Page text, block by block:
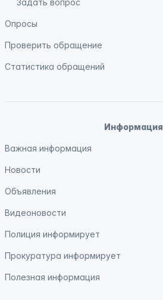
Задать вопрос
Опросы
Проверить обращение
Статистика обращений
Информация
Важная информация
Новости
Объявления
Видеоновости
Полиция информирует
Прокуратура информирует
Полезная информация